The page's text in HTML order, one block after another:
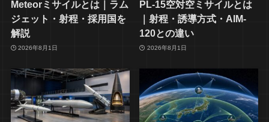
Meteorミサイルとは｜ラム
ジェット・射程・採用国を
解説
2026年8月1日
PL-15空対空ミサイルとは
｜射程・誘導方式・AIM-
120との違い
2026年8月1日